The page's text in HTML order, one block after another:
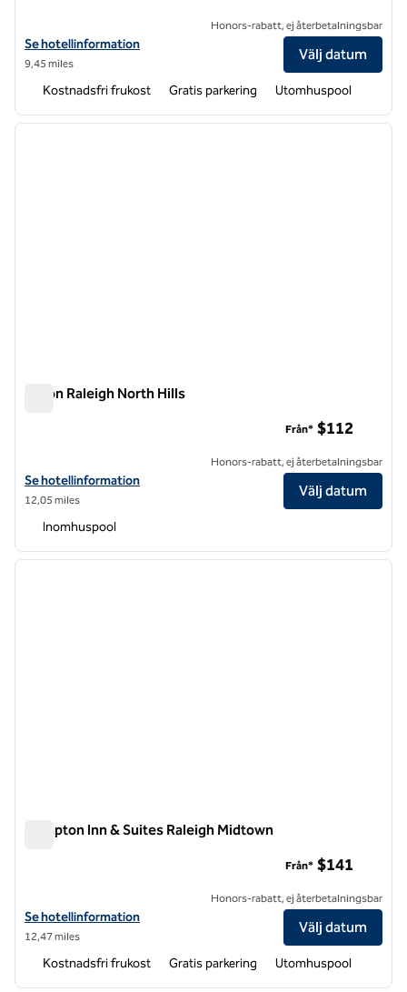
Visa hotelldetaljer för Hampton Inn Raleigh-Capital Blvd. Norra
Se hotellinformation
9,45 miles
Honors-rabatt, ej återbetalningsbar
Välj datum
Kostnadsfri frukost Gratis parkering Utomhuspool
1 av 12
nästa
Hilton Raleigh North Hills
Visa hotelluppgifter för Hilton Raleigh North Hills
Se hotellinformation
12,05 miles
Från* $112
Honors-rabatt, ej återbetalningsbar
Välj datum
Inomhuspool
1 av 12
nästa
Hampton Inn & Suites Raleigh Midtown
Visa hotelldetaljer för Hampton Inn & Suites Raleigh Midtown
Se hotellinformation
12,47 miles
Från* $141
Honors-rabatt, ej återbetalningsbar
Välj datum
Kostnadsfri frukost Gratis parkering Utomhuspool